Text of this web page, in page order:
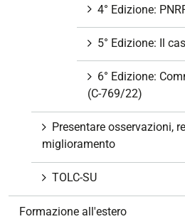
4° Edizione:
5° Edizione: Il
6° Edizione:
(C-769/22)
Presentare osservazioni,
miglioramento
TOLC-SU
Formazione all'estero